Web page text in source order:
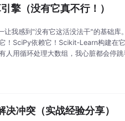
擎（没有它真不行！）
我感到"没有它这活没法干"的基础库
！SciPy依赖它！Scikit-Learn构建在
用循环处理大数组，我心脏都会停
冲突（实战经验分享）